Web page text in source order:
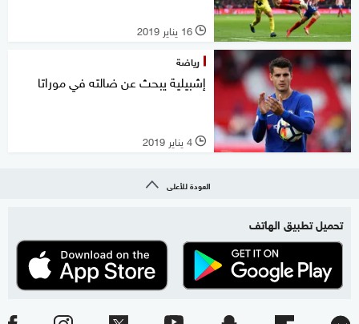
l 16 يناير 2019
رياضة
إشبيلية يبحث عن ضالته في موراتا
l 4 يناير 2019
العودة للأعلى
تحميل تطبيق الهاتف